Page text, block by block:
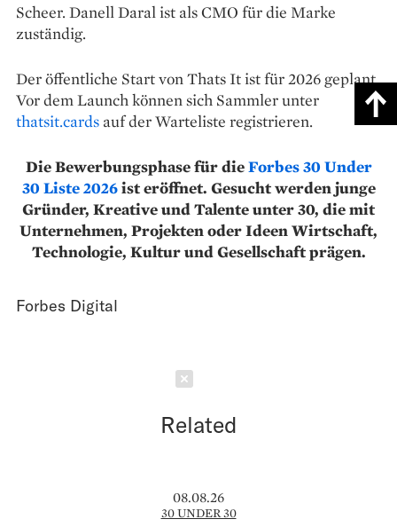
Scheer. Danell Daral ist als CMO für die Marke
zuständig.
Der öffentliche Start von Thats It ist für 2026 geplant.
Vor dem Launch können sich Sammler unter
thatsit.cards auf der Warteliste registrieren.
Die Bewerbungsphase für dieForbes 30 Under
30 Liste 2026ist eröffnet. Gesucht werden junge
Gründer, Kreative und Talente unter 30, die mit
Unternehmen, Projekten oder Ideen Wirtschaft,
Technologie, Kultur und Gesellschaft prägen.
Forbes Digital
Related
08.08.26
30 UNDER 30